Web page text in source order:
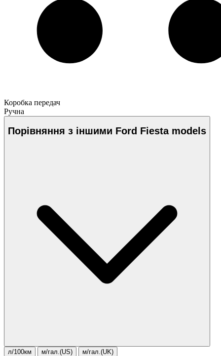
Коробка передач
Ручна
Порівняння з іншими Ford Fiesta models
л/100км м/гал.(US) м/гал.(UK)